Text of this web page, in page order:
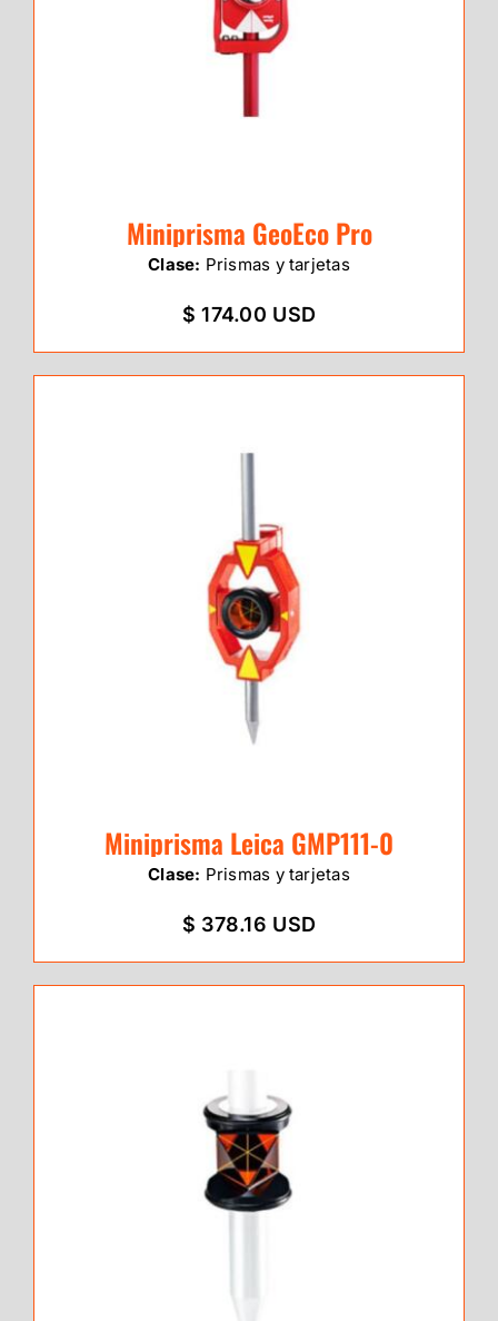
Miniprisma GeoEco Pro
Clase: Prismas y tarjetas
$ 174.00 USD
Miniprisma Leica GMP111-0
Clase: Prismas y tarjetas
$ 378.16 USD